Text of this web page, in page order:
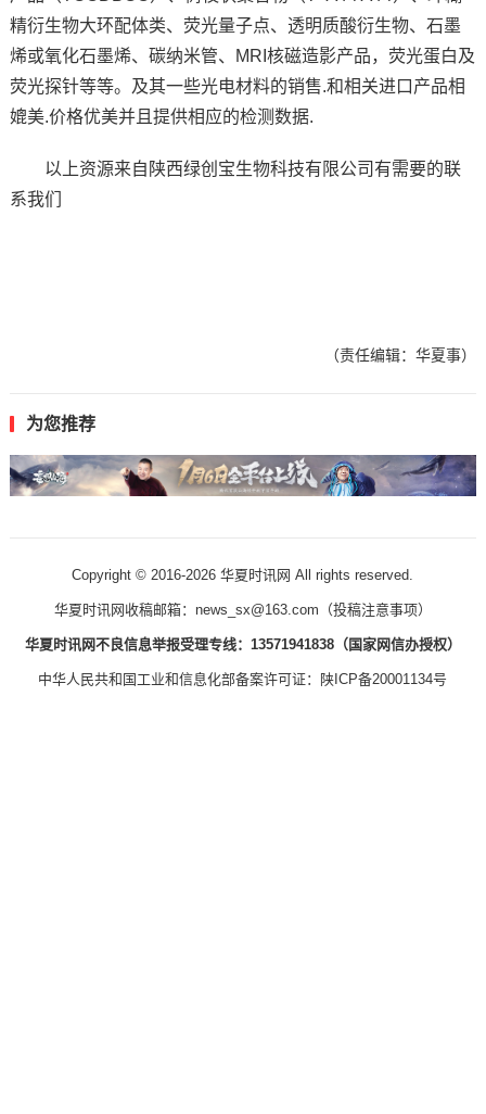
精衍生物大环配体类、荧光量子点、透明质酸衍生物、石墨
烯或氧化石墨烯、碳纳米管、MRI核磁造影产品，荧光蛋白及
荧光探针等等。及其一些光电材料的销售.和相关进口产品相
媲美.价格优美并且提供相应的检测数据.
以上资源来自陕西绿创宝生物科技有限公司有需要的联
系我们
（责任编辑：华夏事）
为您推荐
Copyright © 2016-2026 华夏时讯网 All rights reserved.
华夏时讯网收稿邮箱：news_sx@163.com（投稿注意事项）
华夏时讯网不良信息举报受理专线：13571941838（国家网信办授权）
中华人民共和国工业和信息化部备案许可证： 陕ICP备20001134号